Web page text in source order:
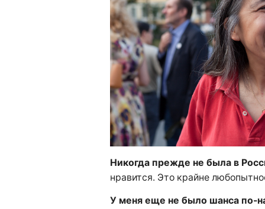
Никогда прежде не была в
нравится. Это крайне
У меня еще не было шанса по-